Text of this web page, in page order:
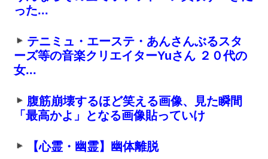
った...
テニミュ・エーステ・あんさんぶるスタ
ーズ等の音楽クリエイターYuさん ２０代の
女...
腹筋崩壊するほど笑える画像、見た瞬間
「最高かよ」となる画像貼っていけ
【心霊・幽霊】幽体離脱